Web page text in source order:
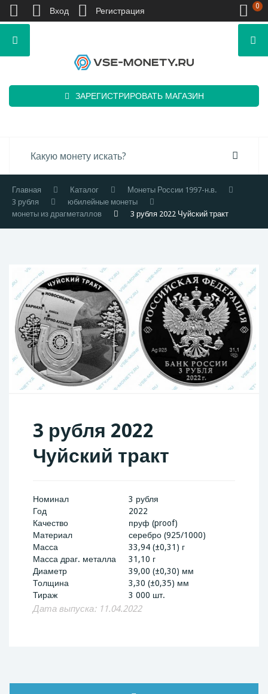
ЗАРЕГИСТРИРОВАТЬ МАГАЗИН
Главная Каталог
Монеты России 1997-н.в.
3 рубля
юбилейные монеты
монеты из драгметаллов
3 рубля 2022 Чуйский тракт
3 рубля 2022
Чуйский тракт
Номинал
3 рубля
Год
2022
Качество
пруф (proof)
Материал
серебро (925/1000)
Масса
33,94 (±0,31) г
Масса драг. металла
31,10 г
Диаметр
39,00 (±0,30) мм
Толщина
3,30 (±0,35) мм
Тираж
3 000 шт.
Дата выпуска: 11.04.2022
Вход Регистрация 0